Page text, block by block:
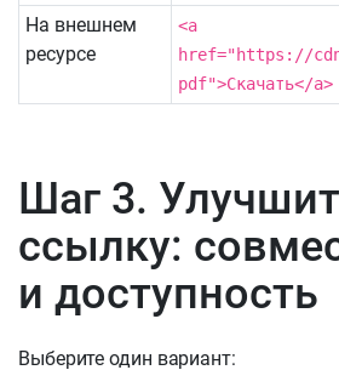
На внешнем
ресурсе
<a
href="https://
pdf">Скачать</a>
Шаг 3.
ссылку:
и доступность
Выберите один вариант: